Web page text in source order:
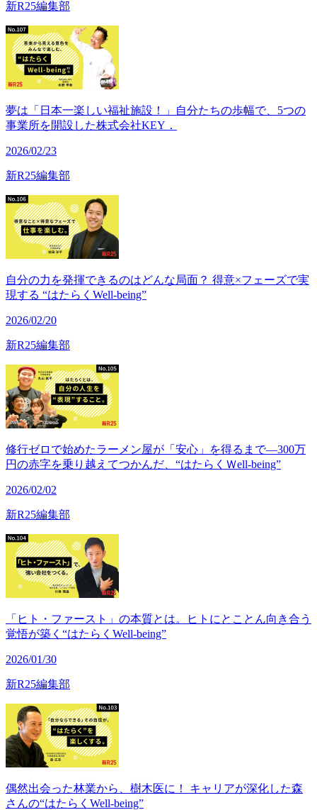
新R25編集部
夢は「日本一楽しい福祉施設！」自分たちの歩幅で、5つの
事業所を開設した株式会社KEY．
2026/02/23
新R25編集部
自分の力を発揮できるのはどんな局面？ 得意×フェーズで実
現する “はたらくWell-being”
2026/02/20
新R25編集部
修行ゼロで始めたラーメン屋が「安心」を得るまで—300万
円の赤字を乗り越えてつかんだ、“はたらくＷell-being”
2026/02/02
新R25編集部
「ヒト・ファースト」の本質とは。ヒトにとことん向き合う
覚悟が築く“はたらくWell-being”
2026/01/30
新R25編集部
偶然出会った林業から、樹木医に！ キャリアが深化した森
さんの“はたらくWell-being”